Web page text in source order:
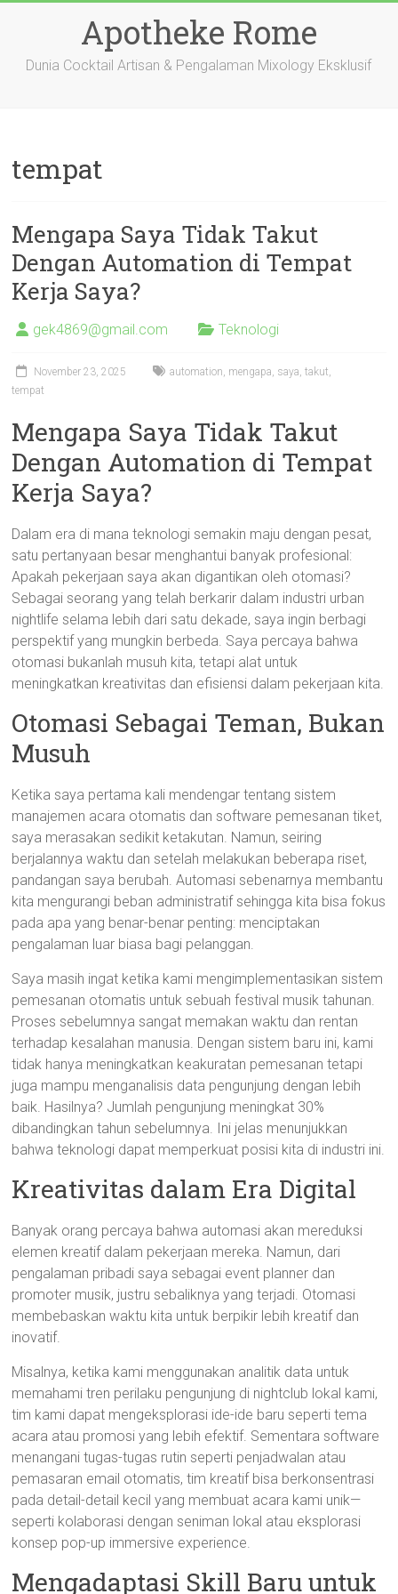
Apotheke Rome
Dunia Cocktail Artisan & Pengalaman Mixology Eksklusif
tempat
Mengapa Saya Tidak Takut
Dengan Automation di Tempat
Kerja Saya?
gek4869@gmail.com Teknologi
November 23, 2025 automation, mengapa, saya,takut,
tempat
Mengapa Saya Tidak Takut
Dengan Automation di Tempat
Kerja Saya?
Dalam era di mana teknologi semakin maju dengan pesat,
satu pertanyaan besar menghantui banyak profesional:
Apakah pekerjaan saya akan digantikan oleh otomasi?
Sebagai seorang yang telah berkarir dalam industri urban
nightlife selama lebih dari satu dekade, saya ingin berbagi
perspektif yang mungkin berbeda. Saya percaya bahwa
otomasi bukanlah musuh kita, tetapi alat untuk
meningkatkan kreativitas dan efisiensi dalam pekerjaan kita.
Otomasi Sebagai Teman, Bukan
Musuh
Ketika saya pertama kali mendengar tentang sistem
manajemen acara otomatis dan software pemesanan tiket,
saya merasakan sedikit ketakutan. Namun, seiring
berjalannya waktu dan setelah melakukan beberapa riset,
pandangan saya berubah. Automasi sebenarnya membantu
kita mengurangi beban administratif sehingga kita bisa fokus
pada apa yang benar-benar penting: menciptakan
pengalaman luar biasa bagi pelanggan.
Saya masih ingat ketika kami mengimplementasikan sistem
pemesanan otomatis untuk sebuah festival musik tahunan.
Proses sebelumnya sangat memakan waktu dan rentan
terhadap kesalahan manusia. Dengan sistem baru ini, kami
tidak hanya meningkatkan keakuratan pemesanan tetapi
juga mampu menganalisis data pengunjung dengan lebih
baik. Hasilnya? Jumlah pengunjung meningkat 30%
dibandingkan tahun sebelumnya. Ini jelas menunjukkan
bahwa teknologi dapat memperkuat posisi kita di industri ini.
Kreativitas dalam Era Digital
Banyak orang percaya bahwa automasi akan mereduksi
elemen kreatif dalam pekerjaan mereka. Namun, dari
pengalaman pribadi saya sebagai event planner dan
promoter musik, justru sebaliknya yang terjadi. Otomasi
membebaskan waktu kita untuk berpikir lebih kreatif dan
inovatif.
Misalnya, ketika kami menggunakan analitik data untuk
memahami tren perilaku pengunjung di nightclub lokal kami,
tim kami dapat mengeksplorasi ide-ide baru seperti tema
acara atau promosi yang lebih efektif. Sementara software
menangani tugas-tugas rutin seperti penjadwalan atau
pemasaran email otomatis, tim kreatif bisa berkonsentrasi
pada detail-detail kecil yang membuat acara kami unik—
seperti kolaborasi dengan seniman lokal atau eksplorasi
konsep pop-up immersive experience.
Mengadaptasi Skill Baru untuk